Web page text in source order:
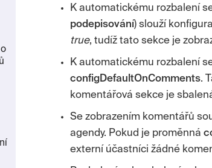
K automatickému rozbalení
podepisování) slouží
true, tudíž tato sekce je
K automatickému rozbalení
configDefaultOnComments.
komentářová sekce je
Se zobrazením komentářů
agendy. Pokud je proměnná
externí účastníci žádné